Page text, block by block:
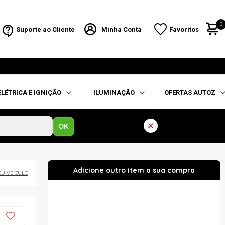
Suporte ao Cliente Minha Conta Favoritos
0
E IGNIÇÃO ILUMINAÇÃO OFERTAS AUTOZ
OK
VEÍCULO